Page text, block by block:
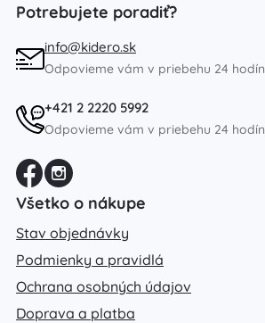
Potrebujete poradiť?
info@kidero.sk
Odpovieme vám v priebehu 24 hodín
+421 2 2220 5992
Odpovieme vám v priebehu 24 hodín
Všetko o nákupe
Stav objednávky
Podmienky a pravidlá
Ochrana osobných údajov
Doprava a platba